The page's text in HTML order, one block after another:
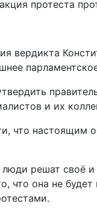
протеста
вердикта
и их
что
решат своё и
она не